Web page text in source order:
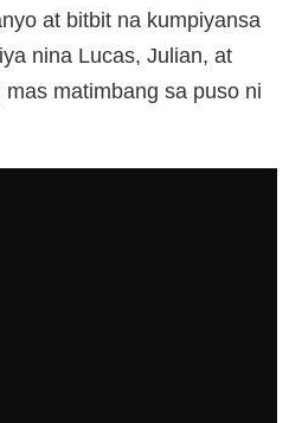
at bitbit na kumpiyansa
nina Lucas, Julian, at
matimbang sa puso ni